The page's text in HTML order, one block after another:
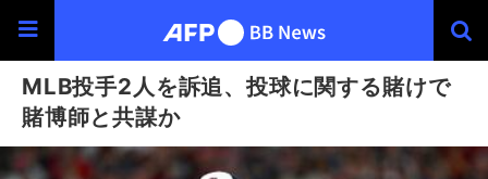
MLB投手2人を訴追、投球に関する賭けで
賭博師と共謀か